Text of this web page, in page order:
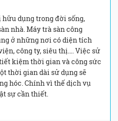
dụng trong đời sống,
nhà. Máy trà sàn công
ở những nơi có diện tích
công ty, siêu thị…. Việc sử
kiệm thời gian và công sức
thời gian dài sử dụng sẽ
hóc. Chính vì thế dịch vụ
sự cần thiết.